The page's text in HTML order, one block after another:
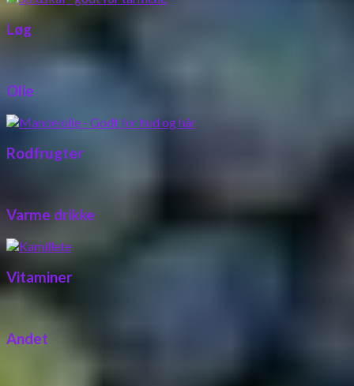
Løg
Olie
Rodfrugter
Varme drikke
Vitaminer
Andet